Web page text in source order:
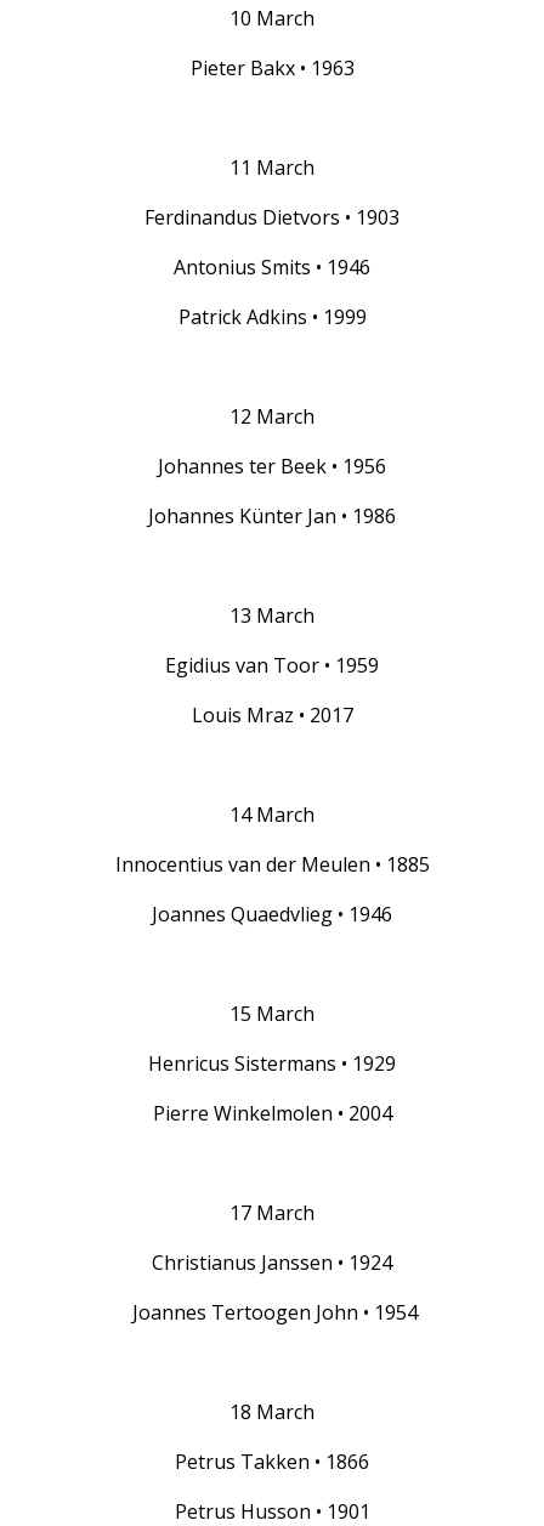
10 March
Pieter Bakx • 1963
11 March
Ferdinandus Dietvors • 1903
Antonius Smits • 1946
Patrick Adkins • 1999
12 March
Johannes ter Beek • 1956
Johannes Künter Jan • 1986
13 March
Egidius van Toor • 1959
Louis Mraz • 2017
14 March
Innocentius van der Meulen • 1885
Joannes Quaedvlieg • 1946
15 March
Henricus Sistermans • 1929
Pierre Winkelmolen • 2004
17 March
Christianus Janssen • 1924
Joannes Tertoogen John • 1954
18 March
Petrus Takken • 1866
Petrus Husson • 1901